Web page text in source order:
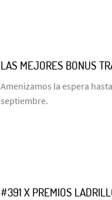
LAS MEJORES BONUS
Amenizamos la espera
septiembre.
#391 X PREMIOS